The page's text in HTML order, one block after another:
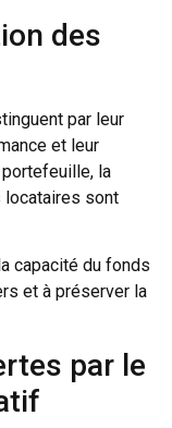
des
par leur
et leur
la
sont
capacité du fonds
et à préserver la
par le